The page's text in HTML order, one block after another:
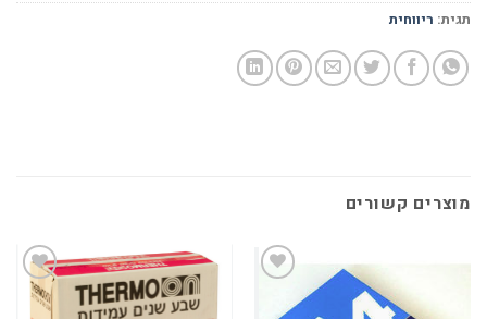
תגית:ריווחית
מוצרים קשורים